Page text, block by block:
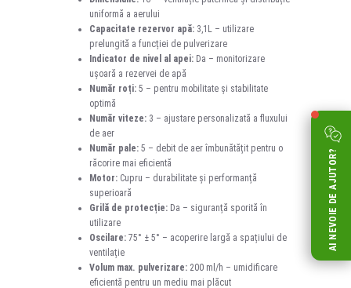
uniformă a aerului
Capacitate rezervor apă: 3,1L – utilizare
prelungită a funcției de pulverizare
Indicator de nivel al apei: Da – monitorizare
ușoară a rezervei de apă
Număr roți: 5 – pentru mobilitate și stabilitate
optimă
Număr viteze: 3 – ajustare personalizată a fluxului
de aer
Număr pale: 5 – debit de aer îmbunătățit pentru o
răcorire mai eficientă
Motor: Cupru – durabilitate și performanță
superioară
Grilă de protecție: Da – siguranță sporită în
utilizare
Oscilare: 75° ± 5° – acoperire largă a spațiului de
ventilație
Volum max. pulverizare: 200 ml/h – umidificare
eficientă pentru un mediu mai plăcut
AI NEVOIE DE AJUTOR?